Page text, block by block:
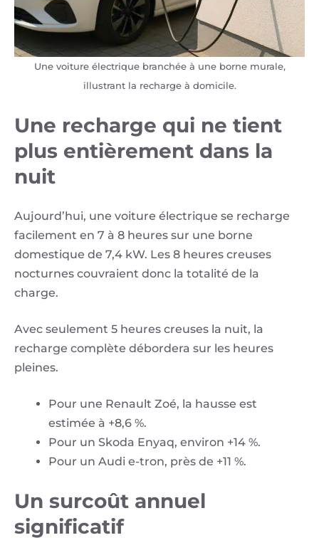
Une voiture électrique branchée à une borne murale,
illustrant la recharge à domicile.
Une recharge qui ne tient
plus entièrement dans la
nuit
Aujourd’hui, une voiture électrique se recharge
facilement en 7 à 8 heures sur une borne
domestique de 7,4 kW. Les 8 heures creuses
nocturnes couvraient donc la totalité de la
charge.
Avec seulement 5 heures creuses la nuit, la
recharge complète débordera sur les heures
pleines.
Pour une Renault Zoé, la hausse est
estimée à +8,6 %.
Pour un Skoda Enyaq, environ +14 %.
Pour un Audi e-tron, près de +11 %.
Un surcoût annuel
significatif